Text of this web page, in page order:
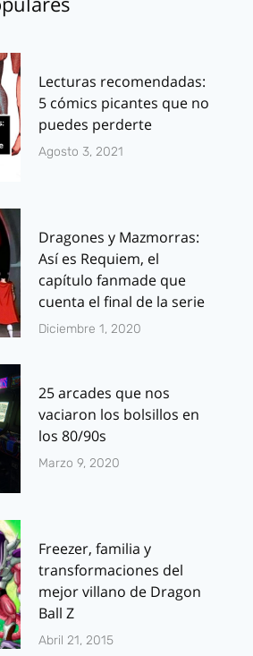
Lecturas recomendadas:
5 cómics picantes que no
puedes perderte
Agosto 3, 2021
Dragones y Mazmorras:
Así es Requiem, el
capítulo fanmade que
cuenta el final de la serie
Diciembre 1, 2020
25 arcades que nos
vaciaron los bolsillos en
los 80/90s
Marzo 9, 2020
Freezer, familia y
transformaciones del
mejor villano de Dragon
Ball Z
Abril 21, 2015